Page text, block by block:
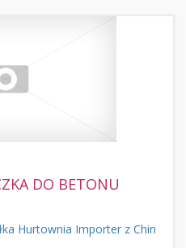
DO BETONU
Hurtownia Importer z Chin